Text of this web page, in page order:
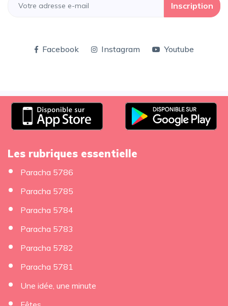
Inscription
Facebook Instagram Youtube
Les rubriques essentielle
Paracha 5786
Paracha 5785
Paracha 5784
Paracha 5783
Paracha 5782
Paracha 5781
Une idée, une minute